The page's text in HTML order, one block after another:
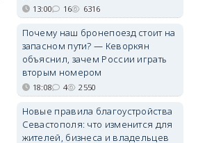
вернули туристов обратно на
сушу.
29/07/2026 17:03 6371
13:00 16 6316
Почему наш бронепоезд стоит на
запасном пути? — Кеворкян
объяснил, зачем России играть
вторым номером
18:08 4 2550
Новые правила благоустройства
Севастополя: что изменится для
жителей, бизнеса и владельцев